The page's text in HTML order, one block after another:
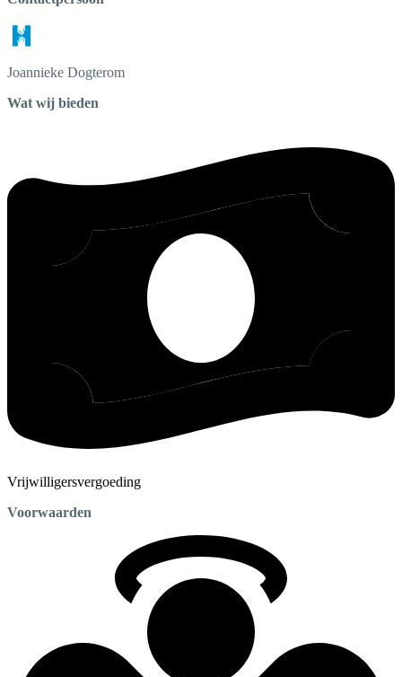
Joannieke Dogterom
Wat wij bieden
Vrijwilligersvergoeding
Voorwaarden